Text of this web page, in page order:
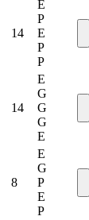
14
E
P
E
P
P
14
E
G
G
G
E
8
E
G
P
E
P